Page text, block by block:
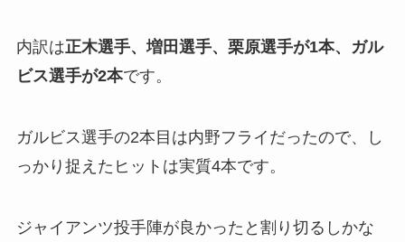
内訳は正木選手、増田選手、栗原選手が1本、ガル
ビス選手が2本です。
ガルビス選手の2本目は内野フライだったので、し
っかり捉えたヒットは実質4本です。
ジャイアンツ投手陣が良かったと割り切るしかな